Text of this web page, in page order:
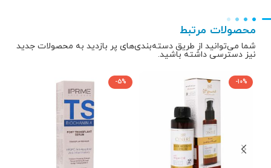
محصولات مرتبط
شما می‌توانید از طریق دسته‌بندی‌های پر بازدید به محصولات جدید
نیز دسترسی داشته باشید.
-10%
-5%